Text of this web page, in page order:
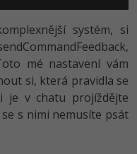
systém, si
mé nastavení vám
si, která pravidla se
je v chatu projíždějte
s nimi nemusíte psát